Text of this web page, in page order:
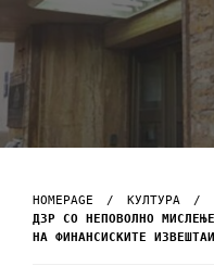
HOMEPAGE
КУЛТУРА
ДЗР СО НЕПОВОЛНО
НА ФИНАНСИСКИТЕ